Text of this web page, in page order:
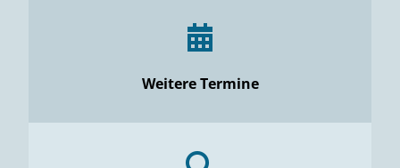
Weitere Termine